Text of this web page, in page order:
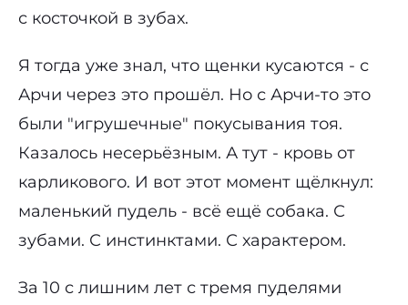
с косточкой в зубах.
Я тогда уже знал, что щенки кусаются - с
Арчи через это прошёл. Но с Арчи-то это
были "игрушечные" покусывания тоя.
Казалось несерьёзным. А тут - кровь от
карликового. И вот этот момент щёлкнул:
маленький пудель - всё ещё собака. С
зубами. С инстинктами. С характером.
За 10 с лишним лет с тремя пуделями